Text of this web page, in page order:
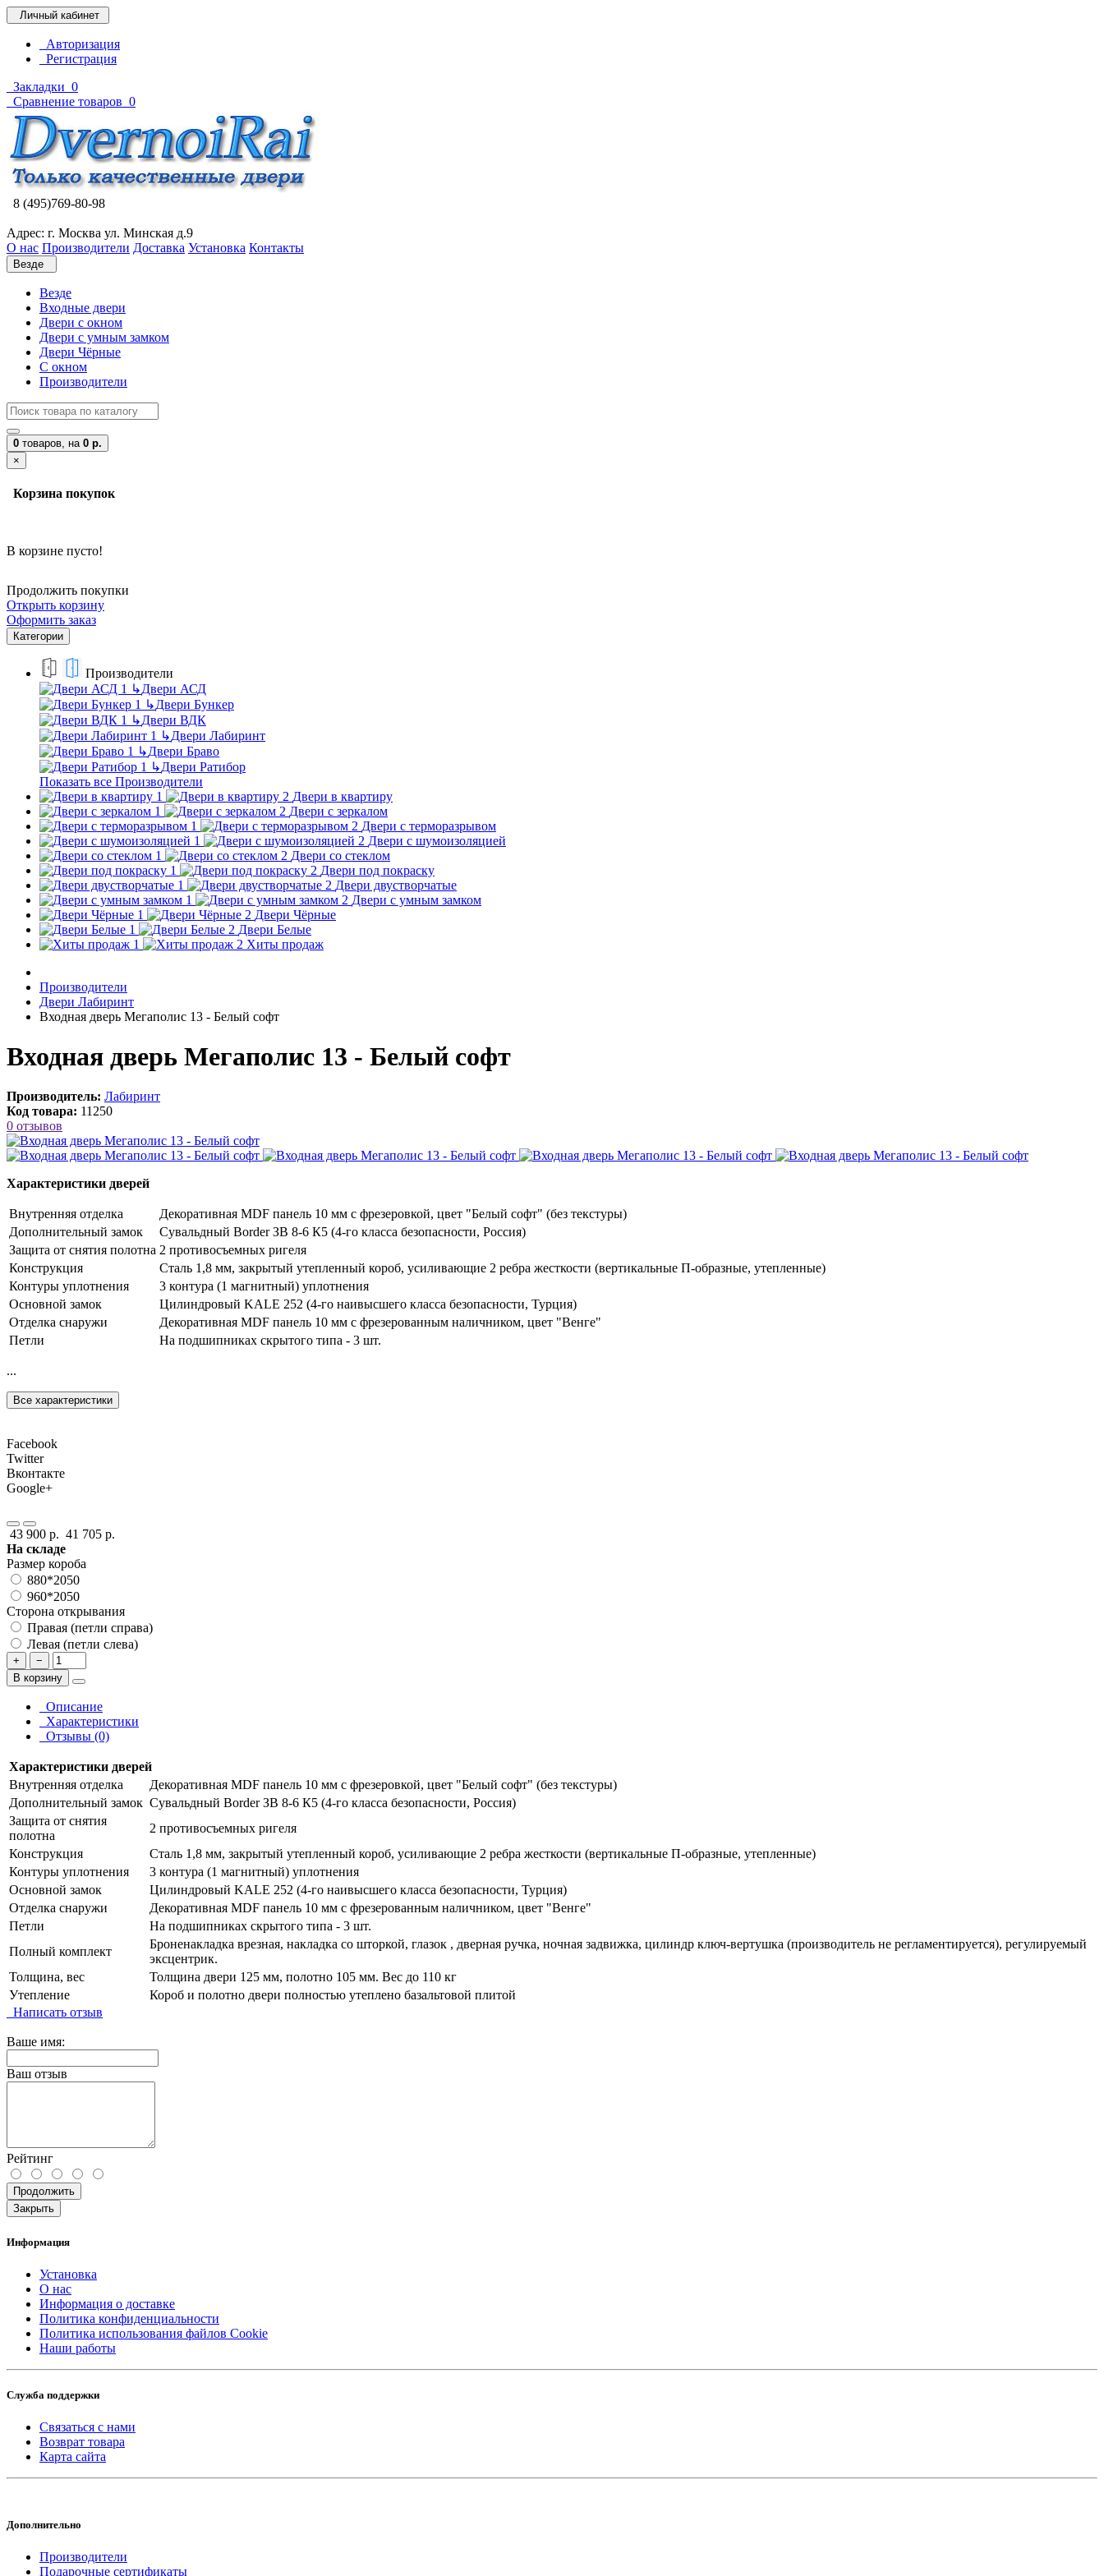
Личный кабинет
Авторизация
Регистрация
Закладки 0
Сравнение товаров 0
8 (495)769-80-98
Адрес: г. Москва ул. Минская д.9
О нас Производители Доставка Установка Контакты
Везде
Везде
Входные двери
Двери с окном
Двери с умным замком
Двери Чёрные
C окном
Производители
0 товаров, на 0 р.
×
Корзина покупок
В корзине пусто!
Продолжить покупки
Открыть корзину
Оформить заказ
Категории
Производители
↳Двери АСД
↳Двери Бункер
↳Двери ВДК
↳Двери Лабиринт
↳Двери Браво
↳Двери Ратибор
Показать все Производители
Двери в квартиру
Двери с зеркалом
Двери с терморазрывом
Двери с шумоизоляцией
Двери со стеклом
Двери под покраску
Двери двустворчатые
Двери с умным замком
Двери Чёрные
Двери Белые
Хиты продаж
Производители
Двери Лабиринт
Входная дверь Мегаполис 13 - Белый софт
Входная дверь Мегаполис 13 - Белый софт
Производитель: Лабиринт
Код товара: 11250
0 отзывов
Характеристики дверей
Внутренняя отделка
Декоративная MDF панель 10 мм с фрезеровкой, цвет "Белый софт" (без текстуры)
Дополнительный замок
Сувальдный Border ЗВ 8-6 К5 (4-го класса безопасности, Россия)
Защита от снятия полотна 2 противосъемных ригеля
Конструкция
Сталь 1,8 мм, закрытый утепленный короб, усиливающие 2 ребра жесткости (вертикальные П-образные, утепленные)
Контуры уплотнения
3 контура (1 магнитный) уплотнения
Основной замок
Цилиндровый KALE 252 (4-го наивысшего класса безопасности, Турция)
Отделка снаружи
Декоративная MDF панель 10 мм с фрезерованным наличником, цвет "Венге"
Петли
На подшипниках скрытого типа - 3 шт.
...
Все характеристики
Facebook
Twitter
Вконтакте
Google+
43 900 р. 41 705 р.
На складе
Размер короба
880*2050
960*2050
Сторона открывания
Правая (петли справа)
Левая (петли слева)
+
−
В корзину
Описание
Характеристики
Отзывы (0)
Характеристики дверей
Внутренняя отделка
Декоративная MDF панель 10 мм с фрезеровкой, цвет "Белый софт" (без текстуры)
Дополнительный замок Сувальдный Border ЗВ 8-6 К5 (4-го класса безопасности, Россия)
Защита от снятия
полотна
2 противосъемных ригеля
Конструкция
Сталь 1,8 мм, закрытый утепленный короб, усиливающие 2 ребра жесткости (вертикальные П-образные, утепленные)
Контуры уплотнения
3 контура (1 магнитный) уплотнения
Основной замок
Цилиндровый KALE 252 (4-го наивысшего класса безопасности, Турция)
Отделка снаружи
Декоративная MDF панель 10 мм с фрезерованным наличником, цвет "Венге"
Петли
На подшипниках скрытого типа - 3 шт.
Полный комплект
Броненакладка врезная, накладка со шторкой, глазок , дверная ручка, ночная задвижка, цилиндр ключ-вертушка (производитель не регламентируется), регулируемый
эксцентрик.
Толщина, вес
Толщина двери 125 мм, полотно 105 мм. Вес до 110 кг
Утепление
Короб и полотно двери полностью утеплено базальтовой плитой
Написать отзыв
Ваше имя:
Ваш отзыв
Рейтинг
Продолжить
Закрыть
Информация
Установка
О нас
Информация о доставке
Политика конфиденциальности
Политика использования файлов Cookie
Наши работы
Служба поддержки
Связаться с нами
Возврат товара
Карта сайта
Дополнительно
Производители
Подарочные сертификаты